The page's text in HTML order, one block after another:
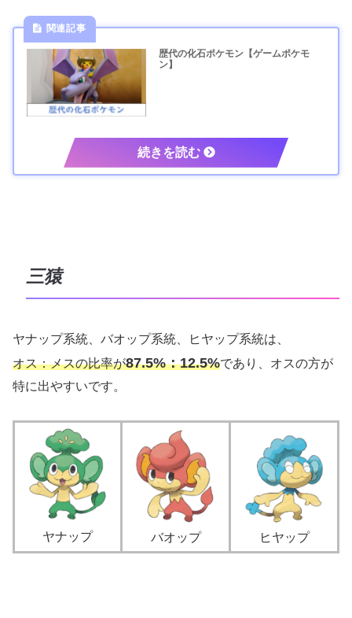
歴代の化石ポケモン【ゲームポケモ
ン】
三猿
ヤナップ系統、バオップ系統、ヒヤップ系統は、
オス：メスの比率が87.5%：12.5%であり、 オスの方が
特に出やすいです。
ヤナップ バオップ ヒヤップ